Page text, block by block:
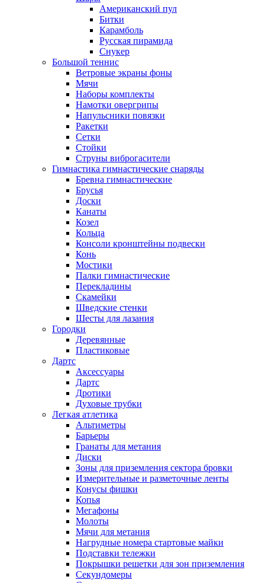
Американский пул
Битки
Карамболь
Русская пирамида
Снукер
Большой теннис
Ветровые экраны фоны
Мячи
Наборы комплекты
Намотки овергрипы
Напульсники повязки
Ракетки
Сетки
Стойки
Струны виброгасители
Гимнастика гимнастические снаряды
Бревна гимнастические
Брусья
Доски
Канаты
Козел
Кольца
Консоли кронштейны подвески
Конь
Мостики
Палки гимнастические
Перекладины
Скамейки
Шведские стенки
Шесты для лазания
Городки
Деревянные
Пластиковые
Дартс
Аксессуары
Дартс
Дротики
Духовые трубки
Легкая атлетика
Альтиметры
Барьеры
Гранаты для метания
Диски
Зоны для приземления сектора бровки
Измерительные и разметочные ленты
Конусы фишки
Копья
Мегафоны
Молоты
Мячи для метания
Нагрудные номера стартовые майки
Подставки тележки
Покрышки решетки для зон приземления
Секундомеры